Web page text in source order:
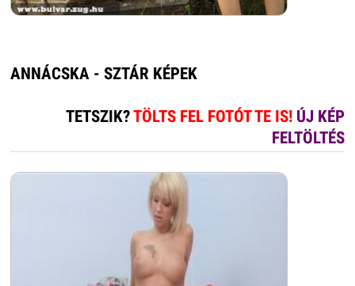
ANNÁCSKA - SZTÁR KÉPEK
TETSZIK?TÖLTS FEL FOTÓT TE IS! ÚJ KÉP
FELTÖLTÉS